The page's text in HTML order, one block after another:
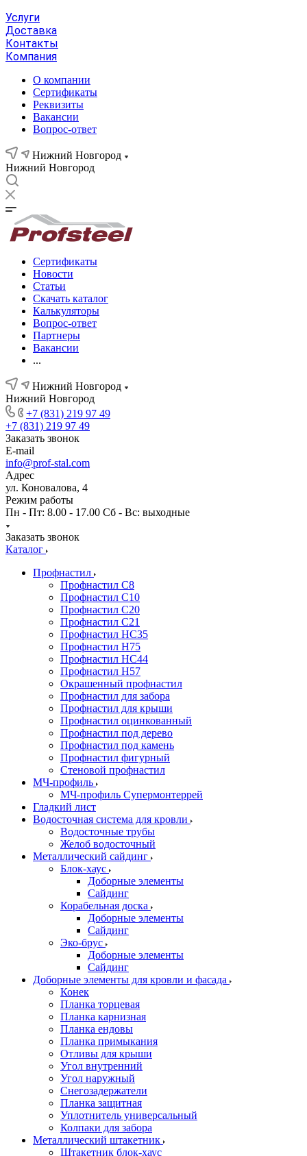
Услуги
Доставка
Контакты
Компания
О компании
Сертификаты
Реквизиты
Вакансии
Вопрос-ответ
Нижний Новгород
Нижний Новгород
Сертификаты
Новости
Статьи
Скачать каталог
Калькуляторы
Вопрос-ответ
Партнеры
Вакансии
...
Нижний Новгород
Нижний Новгород
+7 (831) 219 97 49
+7 (831) 219 97 49
Заказать звонок
E-mail
info@prof-stal.com
Адрес
ул. Коновалова, 4
Режим работы
Пн - Пт: 8.00 - 17.00 Сб - Вс: выходные
Заказать звонок
Каталог
Профнастил
Профнастил С8
Профнастил С10
Профнастил С20
Профнастил С21
Профнастил НС35
Профнастил Н75
Профнастил HC44
Профнастил Н57
Окрашенный профнастил
Профнастил для забора
Профнастил для крыши
Профнастил оцинкованный
Профнастил под дерево
Профнастил под камень
Профнастил фигурный
Стеновой профнастил
МЧ-профиль
МЧ-профиль Супермонтеррей
Гладкий лист
Водосточная система для кровли
Водосточные трубы
Желоб водосточный
Металлический сайдинг
Блок-хаус
Доборные элементы
Сайдинг
Корабельная доска
Доборные элементы
Сайдинг
Эко-брус
Доборные элементы
Сайдинг
Доборные элементы для кровли и фасада
Конек
Планка торцевая
Планка карнизная
Планка ендовы
Планка примыкания
Отливы для крыши
Угол внутренний
Угол наружный
Снегозадержатели
Планка защитная
Уплотнитель универсальный
Колпаки для забора
Металлический штакетник
Штакетник блок-хаус